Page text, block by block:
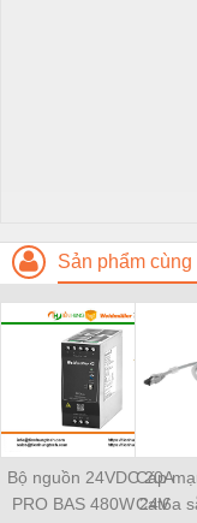
Sản phẩm
Bộ nguồn 24VDC 20A
PRO BAS 480W 24V
Cáp
Cat6a